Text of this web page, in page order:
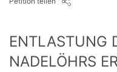
ENTLASTUNG
NADELÖHRS